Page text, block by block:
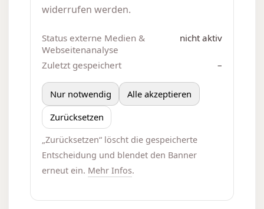
widerrufen werden.
Status externe Medien &
Webseitenanalyse
nicht aktiv
Zuletzt gespeichert –
Nur notwendig
Alle akzeptieren
Zurücksetzen
„Zurücksetzen“ löscht die gespeicherte
Entscheidung und blendet den Banner
erneut ein. Mehr Infos.